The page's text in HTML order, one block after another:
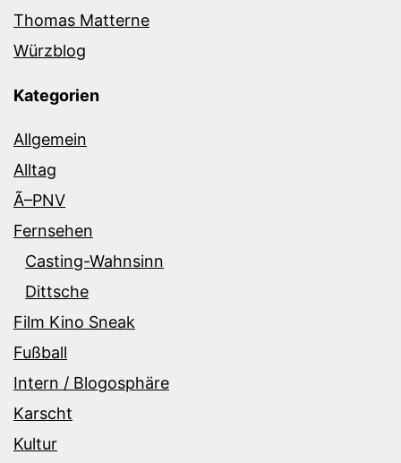
Thomas Matterne
Würzblog
Kategorien
Allgemein
Alltag
Ã–PNV
Fernsehen
Casting-Wahnsinn
Dittsche
Film Kino Sneak
Fußball
Intern / Blogosphäre
Karscht
Kultur